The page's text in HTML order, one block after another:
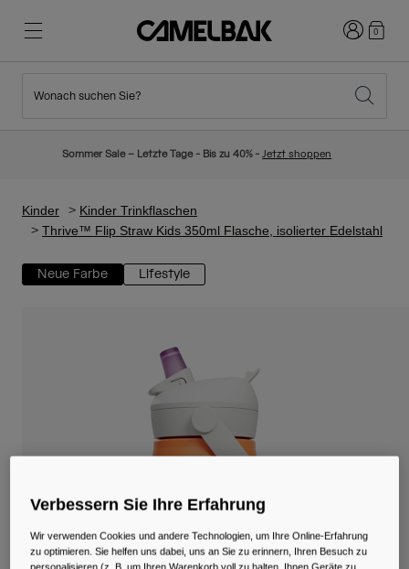
Neuigkeiten
Trinkrucksäcke
Sport Trinkflaschen
Becher & Travel Mugs
Wandern
Weg mit Wegwerfartikel
Anmelden
0
Wonach suchen Sie?
Sommer Sale – Letzte Tage - Bis zu 40% -Jetzt shoppen
Kinder
Kinder Trinkflaschen
Thrive™ Flip Straw Kids 350ml Flasche, isolierter Edelstahl
Neue Farbe Lifestyle
Verbessern Sie Ihre Erfahrung
Wir verwenden Cookies und andere Technologien, um Ihre Online-Erfahrung
zu optimieren. Sie helfen uns dabei, uns an Sie zu erinnern, Ihren Besuch zu
personalisieren (z. B. um Ihren Warenkorb voll zu halten, Ihnen Geräte zu